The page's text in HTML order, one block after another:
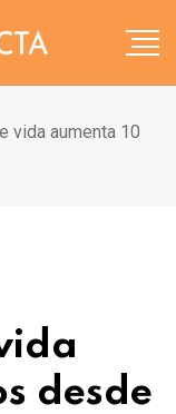
vida aumenta 10
desde